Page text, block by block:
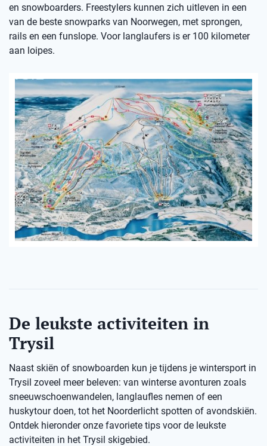
en snowboarders. Freestylers kunnen zich uitleven in een
van de beste snowparks van Noorwegen, met sprongen,
rails en een funslope. Voor langlaufers is er 100 kilometer
aan loipes.
De leukste activiteiten in
Trysil
Naast skiën of snowboarden kun je tijdens je wintersport in
Trysil zoveel meer beleven: van winterse avonturen zoals
sneeuwschoenwandelen, langlaufles nemen of een
huskytour doen, tot het Noorderlicht spotten of avondskiën.
Ontdek hieronder onze favoriete tips voor de leukste
activiteiten in het Trysil skigebied.